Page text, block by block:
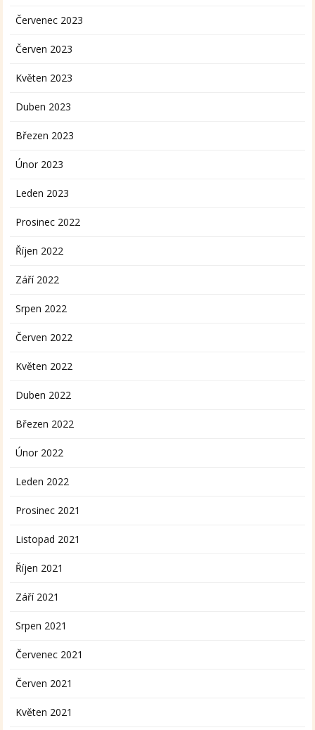
Červenec 2023
Červen 2023
Květen 2023
Duben 2023
Březen 2023
Únor 2023
Leden 2023
Prosinec 2022
Říjen 2022
Září 2022
Srpen 2022
Červen 2022
Květen 2022
Duben 2022
Březen 2022
Únor 2022
Leden 2022
Prosinec 2021
Listopad 2021
Říjen 2021
Září 2021
Srpen 2021
Červenec 2021
Červen 2021
Květen 2021